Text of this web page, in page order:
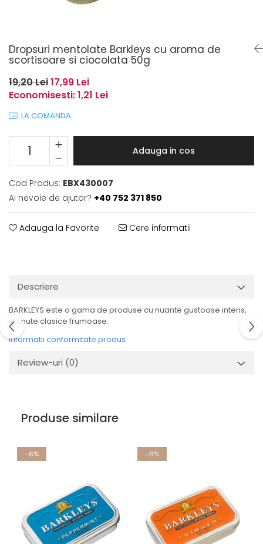
Dropsuri mentolate Barkleys cu aroma de
scortisoare si ciocolata 50g
19,20 Lei17,99 Lei
Economisesti:1,21 Lei
LA COMANDA
Adauga in cos
Cod Produs: EBX430007
Ai nevoie de ajutor? +40 752 371 850
Adauga la Favorite Cere informatii
Descriere
BARKLEYS este o gama de produse cu nuante gustoase intens,
in tinute clasice frumoase.
Informatii conformitate produs
Review-uri (0)
Produse similare
-6% -6%